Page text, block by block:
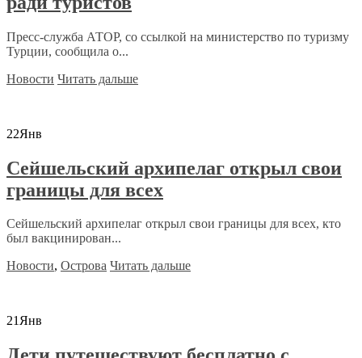
Пресс-служба АТОР, со ссылкой на министерство по туризму
Турции, сообщила о...
Новости Читать дальше
22Янв
Сейшельский архипелаг открыл свои
границы для всех
Сейшельский архипелаг открыл свои границы для всех, кто
был вакцинирован...
Новости, Острова Читать дальше
21Янв